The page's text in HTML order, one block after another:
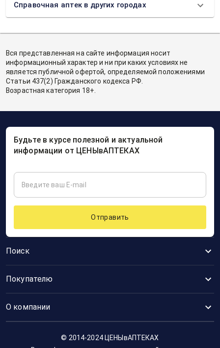
Справочная аптек в других городах
Вся представленная на сайте информация носит
информационный характер и ни при каких условиях не
является публичной офертой, определяемой положениями
Статьи 437(2) Гражданского кодекса РФ.
Возрастная категория 18+.
Поиск
Покупателю
О компании
Будьте в курсе полезной и актуальной
информации от ЦЕНЫвАПТЕКАХ
Отправить
© 2014-2024 ЦЕНЫвАПТЕКАХ